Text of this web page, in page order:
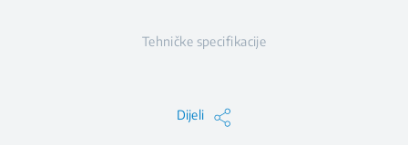
Tehničke specifikacije
Dijeli